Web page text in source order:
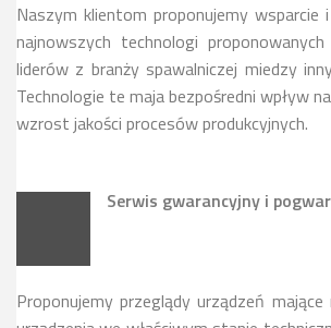
Naszym klientom proponujemy wsparcie
najnowszych technologi
liderów z branży spawalniczej miedzy
Technologie te maja bezpośredni wpływ
wzrost jakości procesów produkcyjnych.
Serwis gwarancyjny i
Proponujemy przeglądy urządzeń